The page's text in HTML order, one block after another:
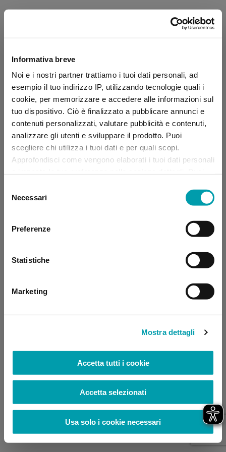
Informativa breve
Noi e i nostri partner trattiamo i tuoi dati personali, ad
esempio il tuo indirizzo IP, utilizzando tecnologie quali i
cookie, per memorizzare e accedere alle informazioni sul
tuo dispositivo. Ciò è finalizzato a pubblicare annunci e
contenuti personalizzati, valutare pubblicità e contenuti,
analizzare gli utenti e sviluppare il prodotto. Puoi
scegliere chi utilizza i tuoi dati e per quali scopi.
Approfondisci come vengono elaborati i tuoi dati personali
momento dalla Dichiarazione sui “
delNecessari
Preferenze
Statistiche
Marketing
Mostra dettagli
Accetta tutti i cookie
Accetta selezionati
Usa solo i cookie necessari
Application error: a client-side exception has occurred (see the
browser console for more information)